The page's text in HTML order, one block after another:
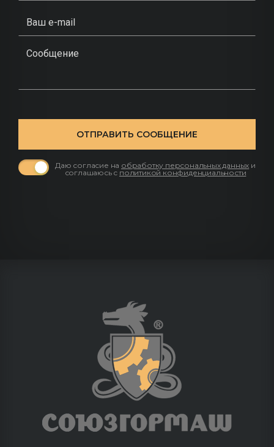
ОТПРАВИТЬ СООБЩЕНИЕ
Даю согласие на обработку персональных данных и
соглашаюсь с политикой конфиденциальности